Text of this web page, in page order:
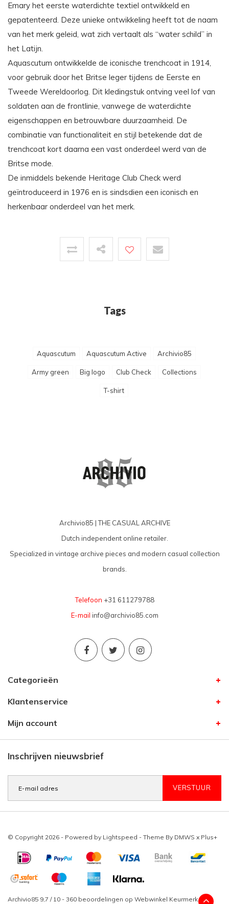
Emary het eerste waterdichte textiel ontwikkeld en
gepatenteerd. Deze unieke ontwikkeling heeft tot de naam
van het merk geleid, wat zich vertaalt als “water schild” in
het Latijn.
Aquascutum ontwikkelde de iconische trenchcoat in 1914,
voor gebruik door het Britse leger tijdens de Eerste en
Tweede Wereldoorlog. Dit kledingstuk ontving veel lof van
soldaten aan de frontlinie, vanwege de waterdichte
eigenschappen en betrouwbare duurzaamheid. De
combinatie van functionaliteit en stijl betekende dat de
trenchcoat kort daarna een vast onderdeel werd van de
Britse mode.
De inmiddels bekende Heritage Club Check werd
geïntroduceerd in 1976 en is sindsdien een iconisch en
herkenbaar onderdeel van het merk.
Tags
Aquascutum Aquascutum Active Archivio85
Army green Big logo Club Check Collections
T-shirt
Archivio85 | THE CASUAL ARCHIVE
Dutch independent online retailer.
Specialized in vintage archive pieces and modern casual collection
brands.
Telefoon +31 611279788
E-mail info@archivio85.com
Categorieën
Klantenservice
Mijn account
Inschrijven nieuwsbrief
VERSTUUR
© Copyright 2026 - Powered by Lightspeed - Theme By DMWS x Plus+
Archivio85 9,7 / 10 - 360 beoordelingen op Webwinkel Keurmerk